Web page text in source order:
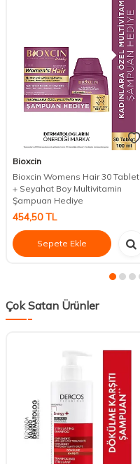
Bioxcin
Bioxcin Womens Hair 30 Tablet
+ Seyahat Boy Multivitamin
Şampuan Hediye
454,50TL
Sepete Ekle
Çok Satan Ürünler